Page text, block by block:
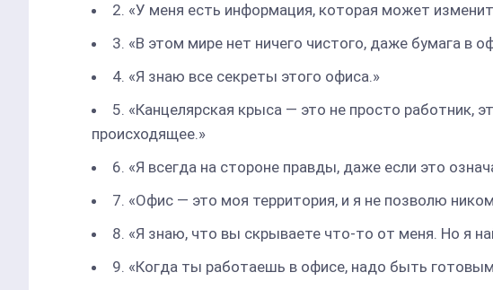
2. «У меня есть информация, которая может
3. «В этом мире нет ничего чистого, даже бумага в
4. «Я знаю все секреты этого офиса.»
5. «Канцелярская крыса — это не просто работник,
происходящее.»
6. «Я всегда на стороне правды, даже если это
7. «Офис — это моя территория, и я не позволю
8. «Я знаю, что вы скрываете что-то от меня. Но я
9. «Когда ты работаешь в офисе, надо быть